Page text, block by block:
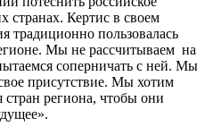
странах. Кертис в своем
традиционно пользовалась
Мы не рассчитываем на
соперничать с ней. Мы
присутствие. Мы хотим
стран региона, чтобы они